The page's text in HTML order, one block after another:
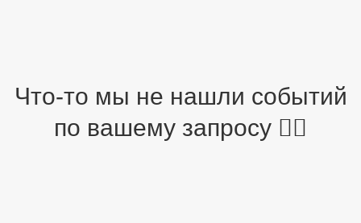
Что-то мы не нашли событий
по вашему запросу 🤷‍♂️